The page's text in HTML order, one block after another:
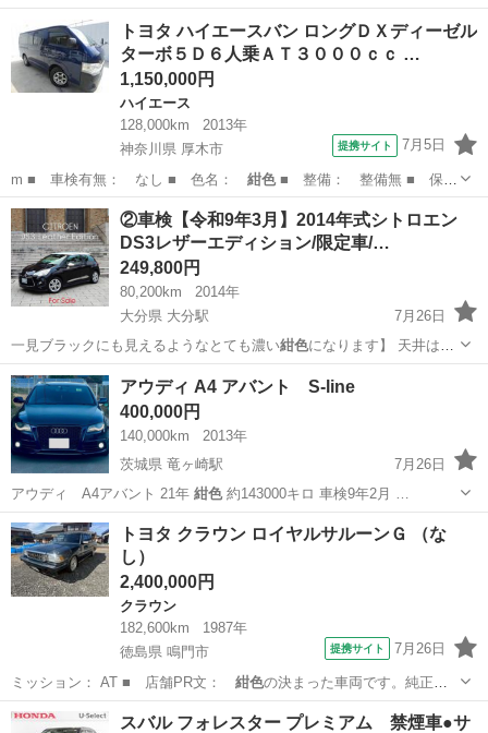
タイベル交換済ド…
さいたま市
トヨタ ハイエースバン ロングＤＸディーゼル
ターボ５Ｄ６人乗ＡＴ３０００ｃｃ …
1,150,000円
ハイエース
128,000km
2013年
神奈川県 厚木市
提携サイト 7月5日
m ■ 車検有無： なし ■ 色名： 紺色■ 整備： 整備無 ■ 保
証： 保証…
神奈川 厚木市 ハイエース
②車検【令和9年3月】2014年式シトロエン
DS3レザーエディション/限定車/…
249,800円
80,200km
2014年
大分県 大分駅
7月26日
一見ブラックにも見えるようなとても濃い紺色になります】 天井はブ
ランオパールにな…
大分 大分市 大分駅 ディーラー
アウディ A4 アバント S-line
400,000円
140,000km
2013年
茨城県 竜ヶ崎駅
7月26日
アウディ A4アバント 21年 紺色 約143000キロ 車検9年2月 …
茨城 龍ケ崎市 竜ヶ崎駅 その他 アバント
トヨタ クラウン ロイヤルサルーンＧ （な
し）
2,400,000円
クラウン
182,600km
1987年
徳島県 鳴門市
提携サイト 7月26日
ミッション： AT ■ 店舗PR文： 紺色の決まった車両です。純正ド
アバイザー、…
徳島 鳴門市
スバル フォレスター プレミアム 禁煙車●サ